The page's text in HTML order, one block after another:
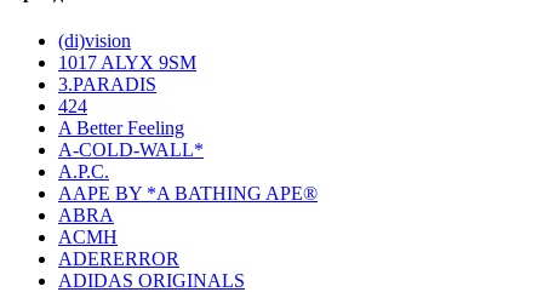
(di)vision
1017 ALYX 9SM
3.PARADIS
424
A Better Feeling
A-COLD-WALL*
A.P.C.
AAPE BY *A BATHING APE®
ABRA
ACMH
ADERERROR
ADIDAS ORIGINALS